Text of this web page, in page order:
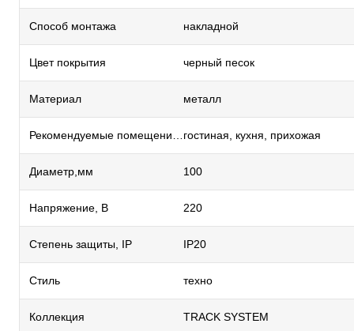
Способ монтажа накладной
Цвет покрытия черный песок
Материал металл
гостиная, кухня, прихожая
Диаметр,мм 100
Напряжение, В 220
Степень защиты, IP IP20
Стиль техно
Коллекция TRACK SYSTEM